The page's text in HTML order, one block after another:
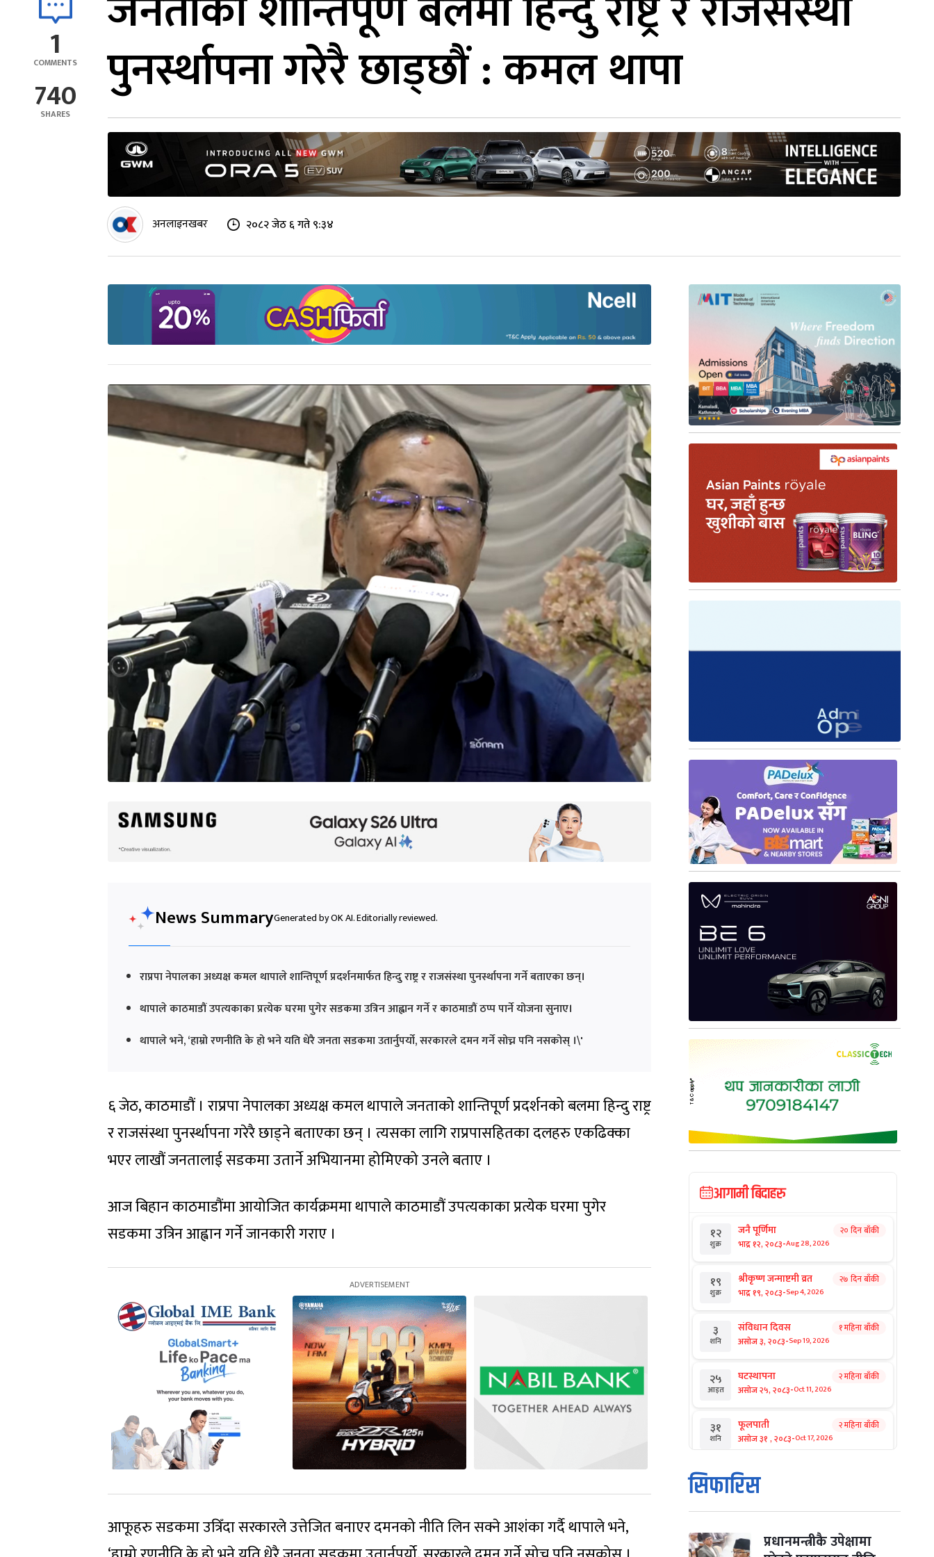
1
COMMENTS
740
SHARES
पुनर्स्थापना गरेरै छाड्छौं : कमल थापा
अनलाइनखबर २०८२ जेठ ६ गते ९:३४
News SummaryGenerated by OK AI. Editorially reviewed.
राप्रपा नेपालका अध्यक्ष कमल थापाले शान्तिपूर्ण प्रदर्शनमार्फत हिन्दु राष्ट्र र राजसंस्था पुनर्स्थापना गर्ने बताएका छन्।
थापाले काठमाडौं उपत्यकाका प्रत्येक घरमा पुगेर सडकमा उत्रिन आह्वान गर्ने र काठमाडौं ठप्प पार्ने योजना सुनाए।
थापाले भने, ‘हाम्रो रणनीति के हो भने यति धेरै जनता सडकमा उतार्नुपर्यो, सरकारले दमन गर्ने सोच्न पनि नसकोस् ।\'
६ जेठ, काठमाडौं । राप्रपा नेपालका अध्यक्ष कमल थापाले जनताको शान्तिपूर्ण प्रदर्शनको बलमा हिन्दु राष्ट्र
र राजसंस्था पुनर्स्थापना गरेरै छाड्ने बताएका छन् । त्यसका लागि राप्रपासहितका दलहरु एकढिक्का
भएर लाखौं जनतालाई सडकमा उतार्ने अभियानमा होमिएको उनले बताए ।
आज बिहान काठमाडौंमा आयोजित कार्यक्रममा थापाले काठमाडौं उपत्यकाका प्रत्येक घरमा पुगेर
सडकमा उत्रिन आह्वान गर्ने जानकारी गराए ।
आफूहरु सडकमा उत्रिँदा सरकारले उत्तेजित बनाएर दमनको नीति लिन सक्ने आशंका गर्दै थापाले भने,
आगामी बिदाहरु
१२
शुक्र
जनै पूर्णिमा
भाद्र १२, २०८३-Aug 28, 2026
२० दिन बाँकी
१९
शुक्र
श्रीकृष्ण जन्माष्टमी व्रत
भाद्र १९, २०८३-Sep 4, 2026
२७ दिन बाँकी
३
शनि
संविधान दिवस
असोज ३, २०८३-Sep 19, 2026
१ महिना बाँकी
२५
आइत
घटस्थापना
असोज २५, २०८३-Oct 11, 2026
२ महिना बाँकी
३१
शनि
फूलपाती
असोज ३१ , २०८३-Oct 17, 2026
२ महिना बाँकी
१
आइत
कार्तिक सङ्क्रान्ति
कार्तिक १, २०८३
मंगल कार्तिक ३, २०८३-Oct 20, 2026
सिफारिस
प्रधानमन्त्रीकै उपेक्षामा